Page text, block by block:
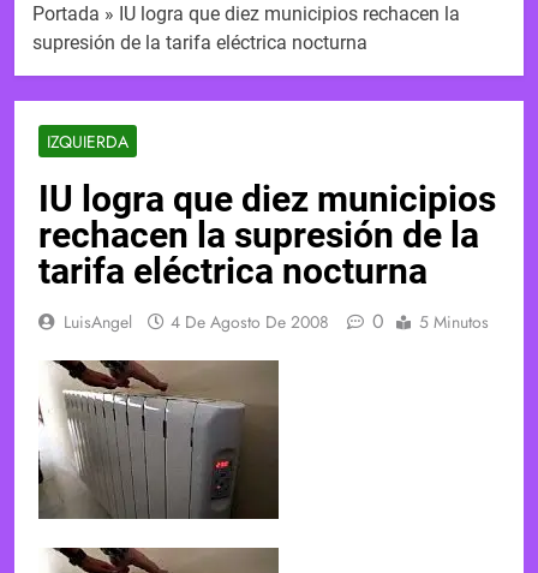
Portada » IU logra que diez municipios rechacen la
supresión de la tarifa eléctrica nocturna
IZQUIERDA
IU logra que diez municipios
rechacen la supresión de la
tarifa eléctrica nocturna
LuisAngel 4 De Agosto De 2008 0 5 Minutos